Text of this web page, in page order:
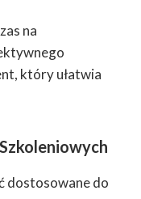
na
który ułatwia
dostosowane do